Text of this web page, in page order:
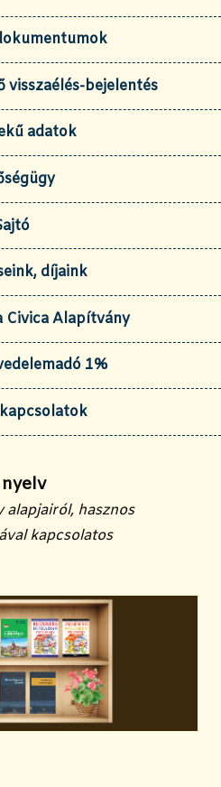
visszaélés-bejelentés
adatok
díjaink
Civica Alapítvány
1%
alapjairól, hasznos
kapcsolatos